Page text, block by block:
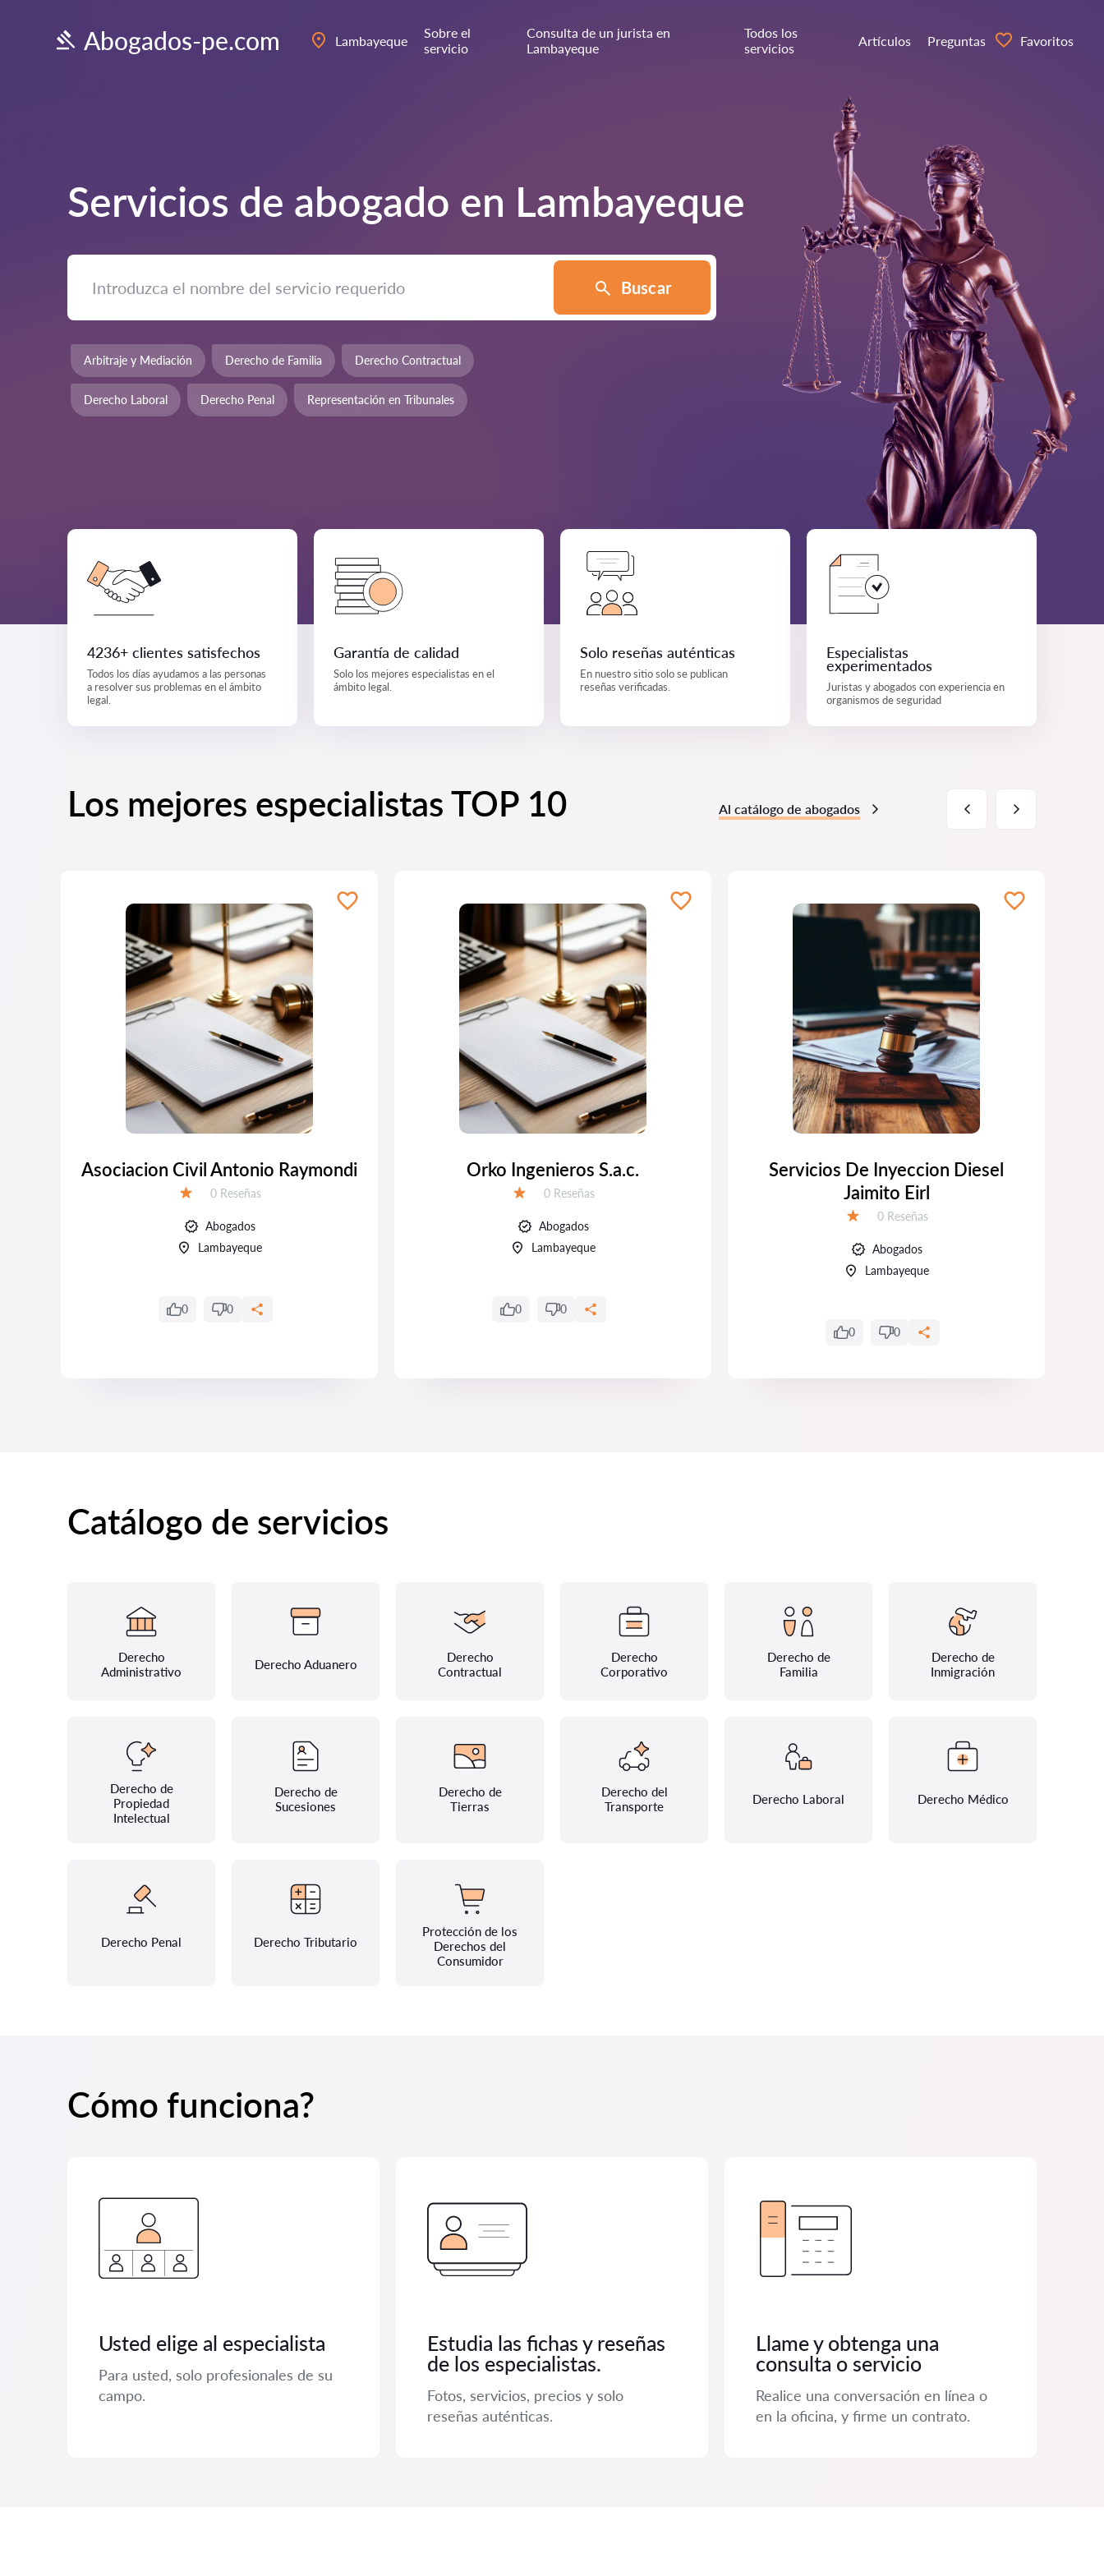
Abogados-pe.com Lambayeque
Sobre el
servicio
Consulta de un jurista en
Lambayeque
Todos los
servicios
Artículos Preguntas Favoritos
Servicios de abogado en Lambayeque
Buscar
Arbitraje y Mediación Derecho de Familia Derecho Contractual
Derecho Laboral Derecho Penal Representación en Tribunales
4236+ clientes satisfechos
Todos los días ayudamos a las personas
a resolver sus problemas en el ámbito
legal.
Garantía de calidad
Solo los mejores especialistas en el
ámbito legal.
Solo reseñas auténticas
En nuestro sitio solo se publican
reseñas verificadas.
Especialistas
experimentados
Juristas y abogados con experiencia en
organismos de seguridad
Los mejores especialistas TOP 10 Al catálogo de abogados
Asociacion Civil Antonio Raymondi
Número de reseñas:
0 Reseñas
Abogados
Lambayeque
0 0
Orko Ingenieros S.a.c.
Número de reseñas:
0 Reseñas
Abogados
Lambayeque
0 0
Servicios De Inyeccion Diesel
Jaimito Eirl
Número de reseñas:
0 Reseñas
Abogados
Lambayeque
0 0
Catálogo de servicios
Derecho
Administrativo
Derecho Aduanero
Derecho
Contractual
Derecho
Corporativo
Derecho de
Familia
Derecho de
Inmigración
Derecho de
Propiedad
Intelectual
Derecho de
Sucesiones
Derecho de
Tierras
Derecho del
Transporte
Derecho Laboral Derecho Médico
Derecho Penal Derecho Tributario
Protección de los
Derechos del
Consumidor
Cómo funciona?
Usted elige al especialista
Para usted, solo profesionales de su
campo.
Estudia las fichas y reseñas
de los especialistas.
Fotos, servicios, precios y solo
reseñas auténticas.
Llame y obtenga una
consulta o servicio
Realice una conversación en línea o
en la oficina, y firme un contrato.